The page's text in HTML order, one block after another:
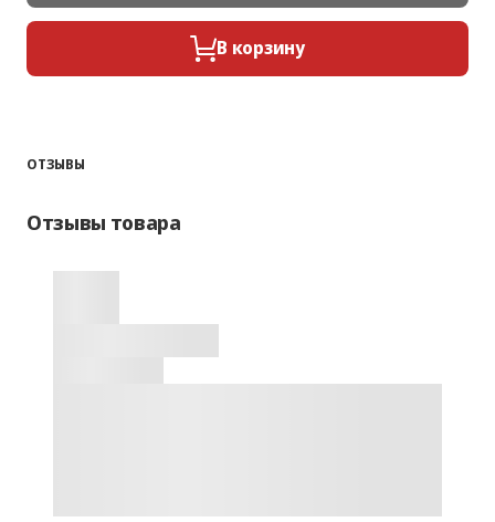
В корзину
ОТЗЫВЫ
Отзывы товара